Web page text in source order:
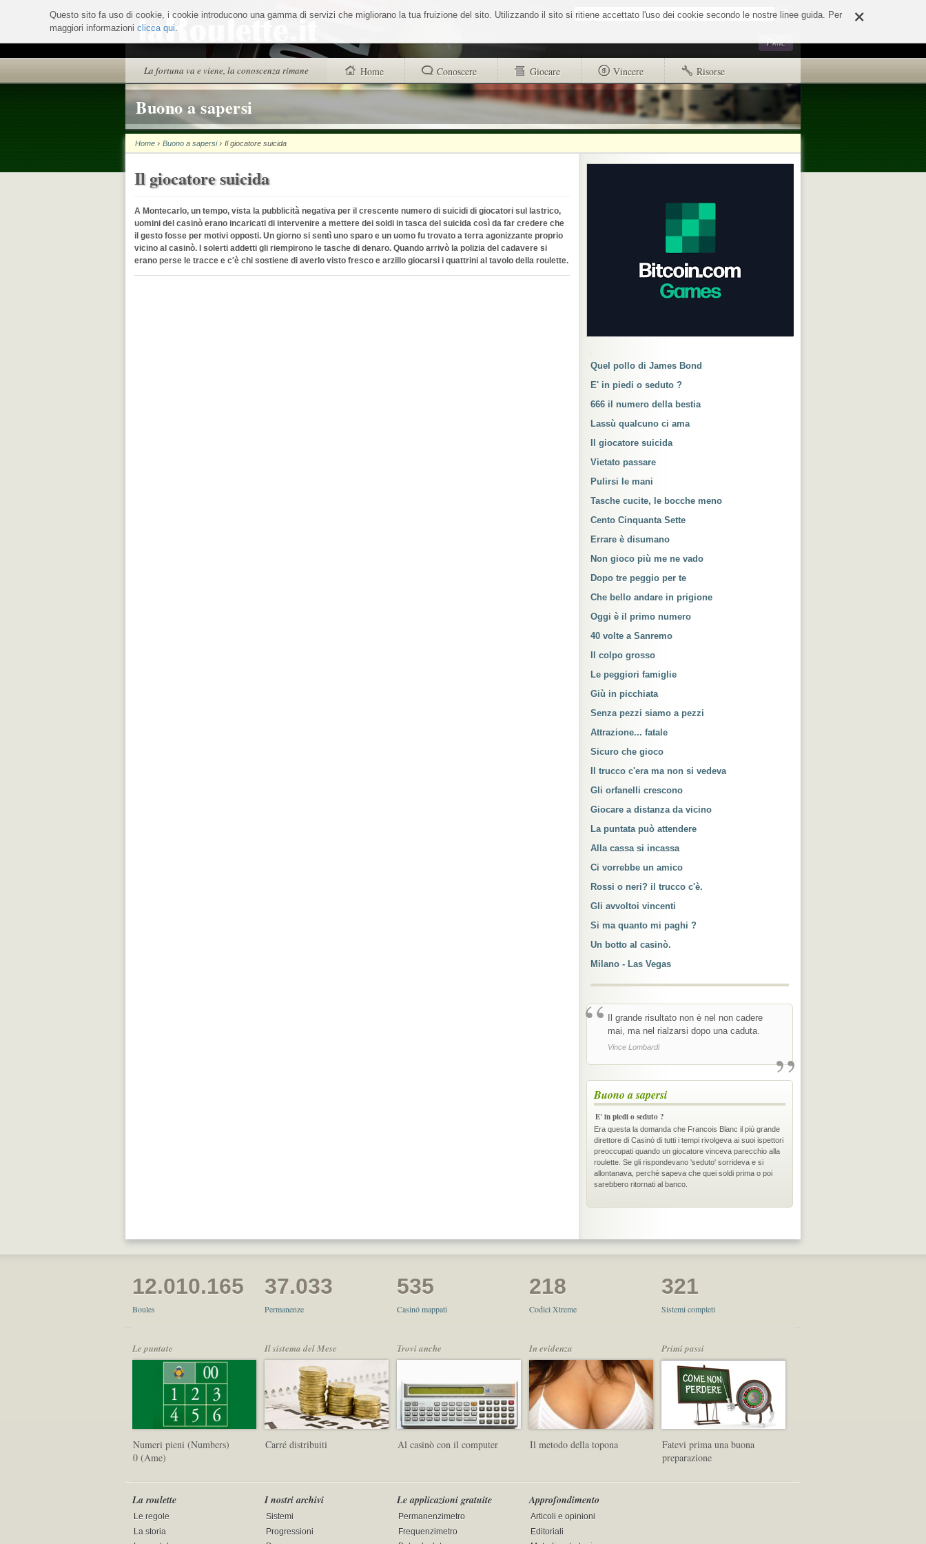
ai
contenuti.
alla
navigazione
Cerca nel sito
Strumenti
personali
Privé
Sezioni
La fortuna va e viene, la conoscenza rimane Home Conoscere Giocare Vincere Risorse
trovi anche Buono a sapersi Glossario Primi passi
Chi siamo Sistemisti Autori Copyright e disclaimer
Wheel Quiz strucr88256d4d101312ad8b9518a71c1ed65244e508fd.html
La Roulette secondo Massimo Aurelio
Buono a sapersi
×
Questo sito fa uso di cookie, i cookie introducono una gamma di servizi che migliorano la tua fruizione del sito. Utilizzando il sito si ritiene accettato l'uso dei cookie secondo le nostre linee guida. Per
maggiori informazioni clicca qui.
Home ›Buono a sapersi ›Il giocatore suicida
Il giocatore suicida
A Montecarlo, un tempo, vista la pubblicità negativa per il crescente numero di suicidi di giocatori sul lastrico,
uomini del casinò erano incaricati di intervenire a mettere dei soldi in tasca del suicida così da far credere che
il gesto fosse per motivi opposti. Un giorno si sentì uno sparo e un uomo fu trovato a terra agonizzante proprio
vicino al casinò. I solerti addetti gli riempirono le tasche di denaro. Quando arrivò la polizia del cadavere si
erano perse le tracce e c'è chi sostiene di averlo visto fresco e arzillo giocarsi i quattrini al tavolo della roulette.
Navigazione
Quel pollo di James Bond
E' in piedi o seduto ?
666 il numero della bestia
Lassù qualcuno ci ama
Il giocatore suicida
Vietato passare
Pulirsi le mani
Tasche cucite, le bocche meno
Cento Cinquanta Sette
Errare è disumano
Non gioco più me ne vado
Dopo tre peggio per te
Che bello andare in prigione
Oggi è il primo numero
40 volte a Sanremo
Il colpo grosso
Le peggiori famiglie
Giù in picchiata
Senza pezzi siamo a pezzi
Attrazione... fatale
Sicuro che gioco
Il trucco c'era ma non si vedeva
Gli orfanelli crescono
Giocare a distanza da vicino
La puntata può attendere
Alla cassa si incassa
Ci vorrebbe un amico
Rossi o neri? il trucco c'è.
Gli avvoltoi vincenti
Si ma quanto mi paghi ?
Un botto al casinò.
Milano - Las Vegas
“ Il grande risultato non è nel non cadere
mai, ma nel rialzarsi dopo una caduta.
Vince Lombardi ”
Buono a sapersi
E' in piedi o seduto ?
Era questa la domanda che Francois Blanc il più grande
direttore di Casinò di tutti i tempi rivolgeva ai suoi ispettori
preoccupati quando un giocatore vinceva parecchio alla
roulette. Se gli rispondevano 'seduto' sorrideva e si
allontanava, perchè sapeva che quei soldi prima o poi
sarebbero ritornati al banco.
12.010.165
Boules
37.033
Permanenze
535
Casinó mappati
218
Codici Xtreme
321
Sistemi completi
Le puntate
Numeri pieni (Numbers)
0 (Ame)
Il sistema del Mese
Carré distribuiti
Trovi anche
Al casinò con il computer
In evidenza
Il metodo della topona
Primi passi
Fatevi prima una buona
preparazione
La roulette
Le regole
La storia
I nostri archivi
Sistemi
Progressioni
Le applicazioni gratuite
Permanenzimetro
Frequenzimetro
Approfondimento
Articoli e opinioni
Editoriali